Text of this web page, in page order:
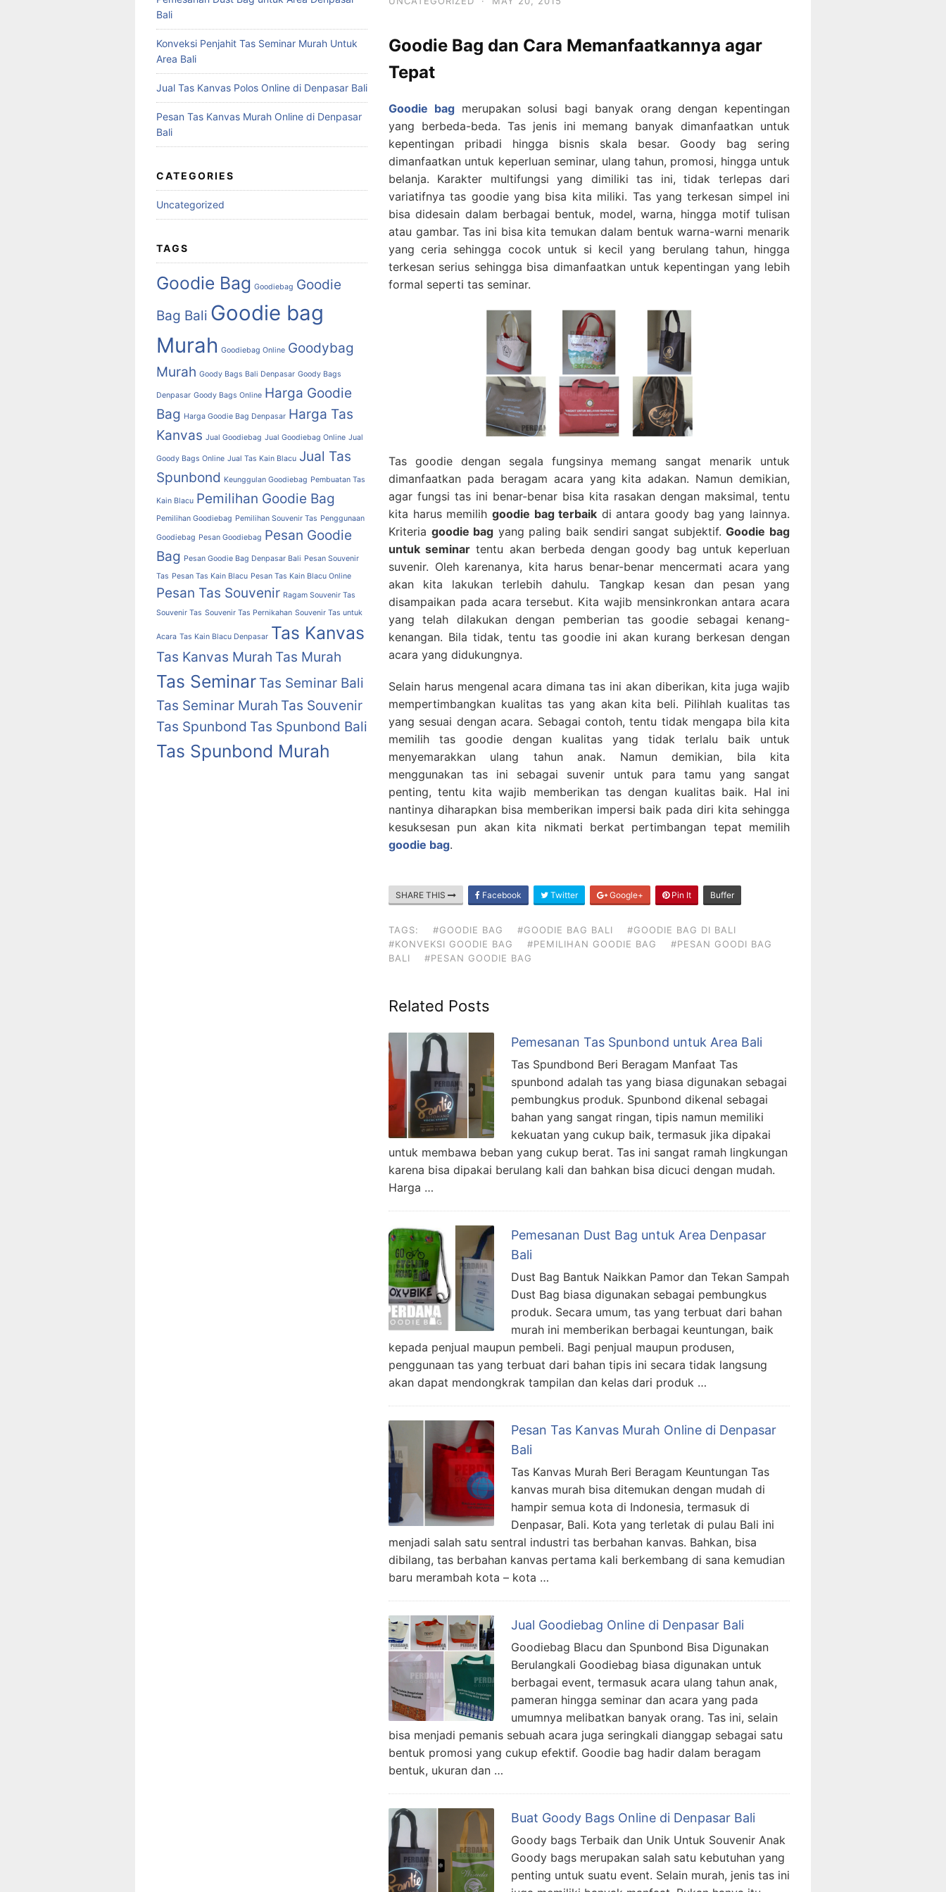
Goodie Bag dan Cara Memanfaatkannya agar
Tepat
Goodie bagmerupakan solusi bagi banyak orang dengan kepentingan
yang berbeda-beda. Tas jenis ini memang banyak dimanfaatkan untuk
kepentingan pribadi hingga bisnis skala besar. Goody bag sering
dimanfaatkan untuk keperluan seminar, ulang tahun, promosi, hingga untuk
belanja. Karakter multifungsi yang dimiliki tas ini, tidak terlepas dari
variatifnya tas goodie yang bisa kita miliki. Tas yang terkesan simpel ini
bisa didesain dalam berbagai bentuk, model, warna, hingga motif tulisan
atau gambar. Tas ini bisa kita temukan dalam bentuk warna-warni menarik
yang ceria sehingga cocok untuk si kecil yang berulang tahun, hingga
terkesan serius sehingga bisa dimanfaatkan untuk kepentingan yang lebih
formal seperti tas seminar.
Tas goodie dengan segala fungsinya memang sangat menarik untuk
dimanfaatkan pada beragam acara yang kita adakan. Namun demikian,
agar fungsi tas ini benar-benar bisa kita rasakan dengan maksimal, tentu
kita harus memilih goodie bag terbaik di antara goody bag yang lainnya.
Kriteria goodie bag yang paling baik sendiri sangat subjektif.Goodie bag
untuk seminar tentu akan berbeda dengan goody bag untuk keperluan
suvenir. Oleh karenanya, kita harus benar-benar mencermati acara yang
akan kita lakukan terlebih dahulu. Tangkap kesan dan pesan yang
disampaikan pada acara tersebut. Kita wajib mensinkronkan antara acara
yang telah dilakukan dengan pemberian tas goodie sebagai kenang-
kenangan. Bila tidak, tentu tas goodie ini akan kurang berkesan dengan
acara yang didukungnya.
Selain harus mengenal acara dimana tas ini akan diberikan, kita juga wajib
mempertimbangkan kualitas tas yang akan kita beli. Pilihlah kualitas tas
yang sesuai dengan acara. Sebagai contoh, tentu tidak mengapa bila kita
memilih tas goodie dengan kualitas yang tidak terlalu baik untuk
menyemarakkan ulang tahun anak. Namun demikian, bila kita
menggunakan tas ini sebagai suvenir untuk para tamu yang sangat
penting, tentu kita wajib memberikan tas dengan kualitas baik. Hal ini
nantinya diharapkan bisa memberikan impersi baik pada diri kita sehingga
kesuksesan pun akan kita nikmati berkat pertimbangan tepat memilih
goodie bag.
SHARE THIS Facebook Twitter Google+ Pin It Buffer
TAGS: #GOODIE BAG #GOODIE BAG BALI
#GOODIE BAG DI BALI
#KONVEKSI GOODIE BAG
#PEMILIHAN GOODIE BAG
#PESAN GOODI BAG
BALI
#PESAN GOODIE BAG
Related Posts
Pemesanan Tas Spunbond untuk Area Bali
Tas Spundbond Beri Beragam Manfaat Tas
spunbond adalah tas yang biasa digunakan sebagai
pembungkus produk. Spunbond dikenal sebagai
bahan yang sangat ringan, tipis namun memiliki
kekuatan yang cukup baik, termasuk jika dipakai
untuk membawa beban yang cukup berat. Tas ini sangat ramah lingkungan
karena bisa dipakai berulang kali dan bahkan bisa dicuci dengan mudah.
Harga …
Pemesanan Dust Bag untuk Area Denpasar
Bali
Dust Bag Bantuk Naikkan Pamor dan Tekan Sampah
Dust Bag biasa digunakan sebagai pembungkus
produk. Secara umum, tas yang terbuat dari bahan
murah ini memberikan berbagai keuntungan, baik
kepada penjual maupun pembeli. Bagi penjual maupun produsen,
penggunaan tas yang terbuat dari bahan tipis ini secara tidak langsung
akan dapat mendongkrak tampilan dan kelas dari produk …
Pesan Tas Kanvas Murah Online di Denpasar
Bali
Tas Kanvas Murah Beri Beragam Keuntungan Tas
kanvas murah bisa ditemukan dengan mudah di
hampir semua kota di Indonesia, termasuk di
Denpasar, Bali. Kota yang terletak di pulau Bali ini
menjadi salah satu sentral industri tas berbahan kanvas. Bahkan, bisa
dibilang, tas berbahan kanvas pertama kali berkembang di sana kemudian
baru merambah kota – kota …
Jual Goodiebag Online di Denpasar Bali
Goodiebag Blacu dan Spunbond Bisa Digunakan
Berulangkali Goodiebag biasa digunakan untuk
berbagai event, termasuk acara ulang tahun anak,
pameran hingga seminar dan acara yang pada
umumnya melibatkan banyak orang. Tas ini, selain
bisa menjadi pemanis sebuah acara juga seringkali dianggap sebagai satu
bentuk promosi yang cukup efektif. Goodie bag hadir dalam beragam
bentuk, ukuran dan …
Buat Goody Bags Online di Denpasar Bali
Goody bags Terbaik dan Unik Untuk Souvenir Anak
Goody bags merupakan salah satu kebutuhan yang
penting untuk suatu event. Selain murah, jenis tas ini
Bali
Konveksi Penjahit Tas Seminar Murah Untuk
Area Bali
Jual Tas Kanvas Polos Online di Denpasar Bali
Pesan Tas Kanvas Murah Online di Denpasar
Bali
CATEGORIES
Uncategorized
TAGS
Goodie Bag Goodiebag Goodie
Bag Bali Goodie bag
Murah Goodiebag Online Goodybag
Murah Goody Bags Bali Denpasar Goody Bags
Denpasar Goody Bags Online Harga Goodie
Bag Harga Goodie Bag Denpasar Harga Tas
Kanvas Jual Goodiebag Jual Goodiebag Online Jual
Goody Bags Online Jual Tas Kain Blacu Jual Tas
Spunbond Keunggulan Goodiebag Pembuatan Tas
Kain Blacu Pemilihan Goodie Bag
Pemilihan Goodiebag Pemilihan Souvenir Tas Penggunaan
Goodiebag Pesan Goodiebag Pesan Goodie
Bag Pesan Goodie Bag Denpasar Bali Pesan Souvenir
Tas Pesan Tas Kain Blacu Pesan Tas Kain Blacu Online
Pesan Tas Souvenir Ragam Souvenir Tas
Souvenir Tas Souvenir Tas Pernikahan Souvenir Tas untuk
Acara Tas Kain Blacu Denpasar Tas Kanvas
Tas Kanvas Murah Tas Murah
Tas Seminar Tas Seminar Bali
Tas Seminar Murah Tas Souvenir
Tas Spunbond Tas Spunbond Bali
Tas Spunbond Murah